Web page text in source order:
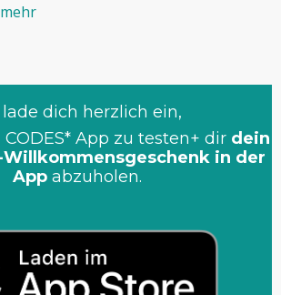
lade dich herzlich ein,
CODES* App zu testen+ dir dein
Willkommensgeschenk in der
App abzuholen.